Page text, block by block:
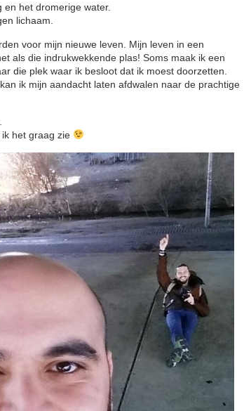
het dromerige water.
lichaam.
voor mijn nieuwe leven. Mijn leven in een
als die indrukwekkende plas! Soms maak ik een
die plek waar ik besloot dat ik moest doorzetten.
ik mijn aandacht laten afdwalen naar de prachtige
het graag zie